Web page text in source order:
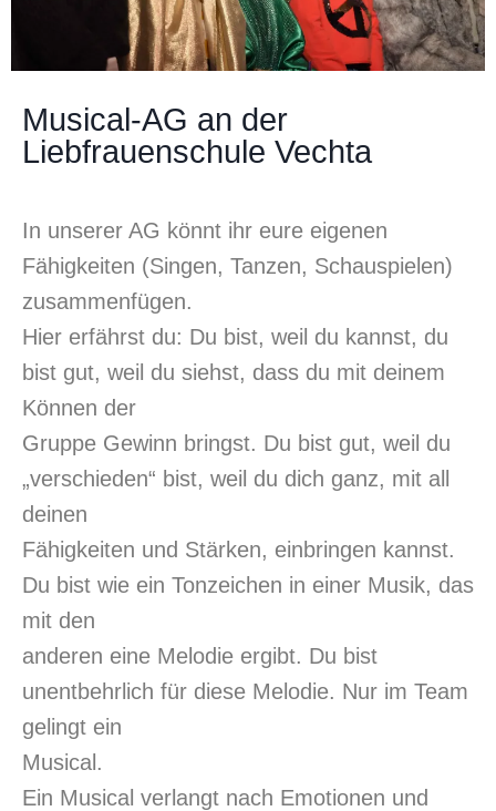
Musical-AG an der
Liebfrauenschule Vechta
In unserer AG könnt ihr eure eigenen
Fähigkeiten (Singen, Tanzen, Schauspielen)
zusammenfügen.
Hier erfährst du: Du bist, weil du kannst, du
bist gut, weil du siehst, dass du mit deinem
Können der
Gruppe Gewinn bringst. Du bist gut, weil du
„verschieden“ bist, weil du dich ganz, mit all
deinen
Fähigkeiten und Stärken, einbringen kannst.
Du bist wie ein Tonzeichen in einer Musik, das
mit den
anderen eine Melodie ergibt. Du bist
unentbehrlich für diese Melodie. Nur im Team
gelingt ein
Musical.
Ein Musical verlangt nach Emotionen und